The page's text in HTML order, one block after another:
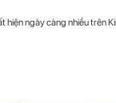
ngày càng nhiều trên